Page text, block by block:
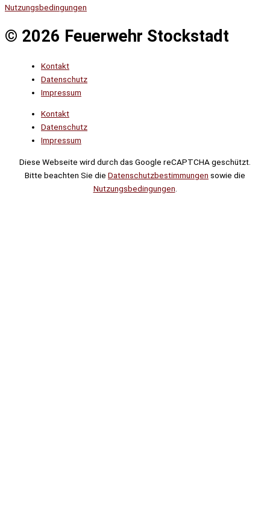
Nutzungsbedingungen
© 2026 Feuerwehr Stockstadt
Kontakt
Datenschutz
Impressum
Kontakt
Datenschutz
Impressum
Diese Webseite wird durch das Google reCAPTCHA geschützt.
Bitte beachten Sie die Datenschutzbestimmungen sowie die
Nutzungsbedingungen